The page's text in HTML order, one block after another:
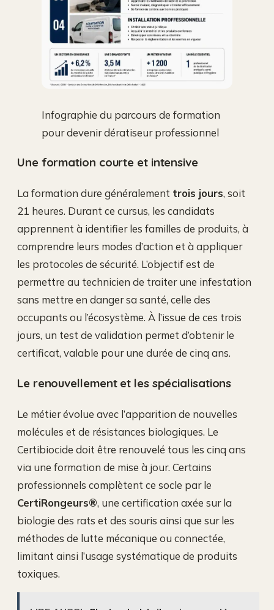
Infographie du parcours de formation
pour devenir dératiseur professionnel
Une formation courte et intensive
La formation dure généralement trois jours, soit
21 heures. Durant ce cursus, les candidats
apprennent à identifier les familles de produits, à
comprendre leurs modes d’action et à appliquer
les protocoles de sécurité. L’objectif est de
permettre au technicien de traiter une infestation
sans mettre en danger sa santé, celle des
occupants ou l’écosystème. À l’issue de ces trois
jours, un test de validation permet d’obtenir le
certificat, valable pour une durée de cinq ans.
Le renouvellement et les spécialisations
Le métier évolue avec l’apparition de nouvelles
molécules et de résistances biologiques. Le
Certibiocide doit être renouvelé tous les cinq ans
via une formation de mise à jour. Certains
professionnels complètent ce socle par le
CertiRongeurs®, une certification axée sur la
biologie des rats et des souris ainsi que sur les
méthodes de lutte mécanique ou connectée,
limitant ainsi l’usage systématique de produits
toxiques.